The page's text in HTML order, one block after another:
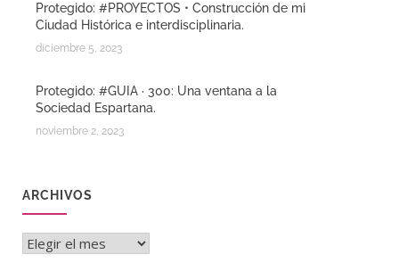
Protegido: #PROYECTOS • Construcción de mi
Ciudad Histórica e interdisciplinaria.
diciembre 5, 2023
Protegido: #GUIA · 300: Una ventana a la
Sociedad Espartana.
noviembre 2, 2023
ARCHIVOS
Archivos